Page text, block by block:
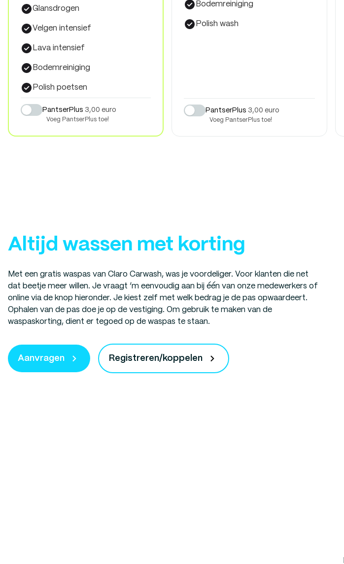
Glansdrogen
Velgen intensief
Lava intensief
Bodemreiniging
Polish poetsen
PantserPlus 3,00 euro
Voeg PantserPlus toe!
Bodemreiniging
Polish wash
PantserPlus 3,00 euro
Voeg PantserPlus toe!
Altijd wassen met korting
Met een gratis waspas van Claro Carwash, was je voordeliger. Voor klanten die net
dat beetje meer willen. Je vraagt ‘m eenvoudig aan bij één van onze medewerkers of
online via de knop hieronder. Je kiest zelf met welk bedrag je de pas opwaardeert.
Ophalen van de pas doe je op de vestiging. Om gebruik te maken van de
waspaskorting, dient er tegoed op de waspas te staan.
Aanvragen Registreren/koppelen